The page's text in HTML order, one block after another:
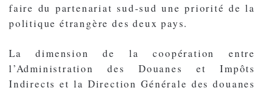
faire du partenariat sud-sud une priorité de la
politique étrangère des deux pays.
La dimension de la coopération entre
l’Administration des Douanes et Impôts
Indirects et la Direction Générale des douanes